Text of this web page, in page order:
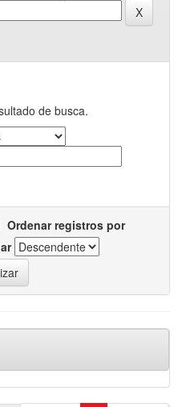
de busca.
Ordenar registros por